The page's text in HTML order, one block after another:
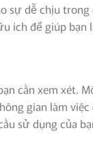
sự dễ chịu
ích để giúp bạn
cần xem xét.
gian làm
sử dụng của